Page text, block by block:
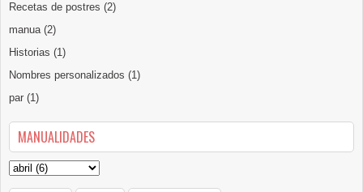
Recetas de postres (2)
manua (2)
Historias (1)
Nombres personalizados (1)
par (1)
MANUALIDADES